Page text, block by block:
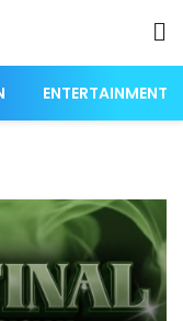
ENTERTAINMENT